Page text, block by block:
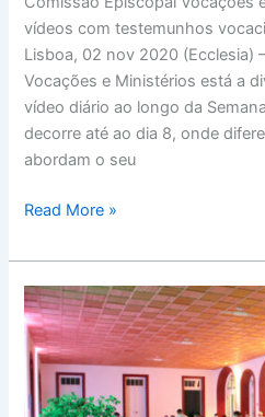
vídeos com testemunhos
Lisboa, 02 nov 2020 (Ecclesia)
Vocações e Ministérios está a
vídeo diário ao longo da
decorre até ao dia 8, onde
abordam o seu
Read More »
Bispo
de
Angra
desafia
Seminário